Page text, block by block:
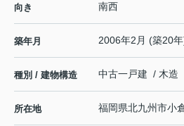
向き 南西
築年月 2006年2月 (築20
種別 / 建物構造 中古一戸建 / 木造
所在地 福岡県北九州市小